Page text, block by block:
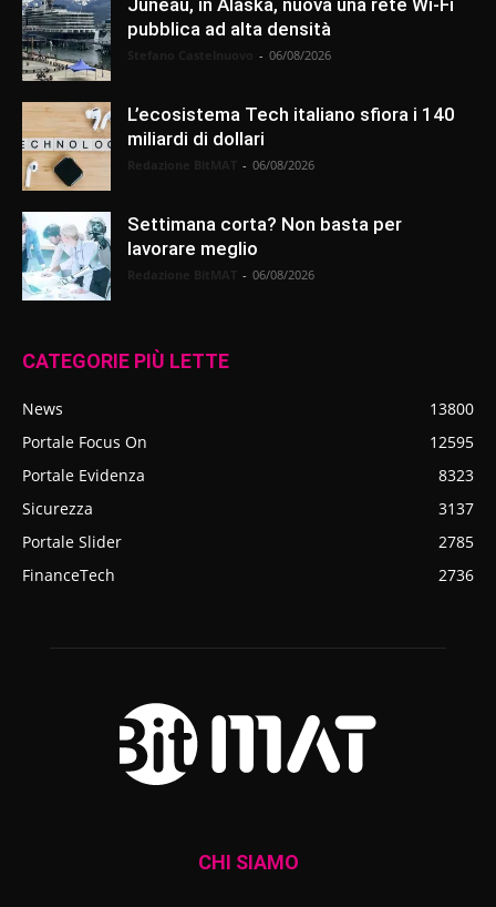
Juneau, in Alaska, nuova una rete Wi-Fi
pubblica ad alta densità
- 06/08/2026
L’ecosistema Tech italiano sfiora i 140
miliardi di dollari
- 06/08/2026
Settimana corta? Non basta per
lavorare meglio
- 06/08/2026
CATEGORIE PIÙ LETTE
News
13800
Portale Focus On
12595
Portale Evidenza
8323
Sicurezza
3137
Portale Slider
2785
FinanceTech
2736
CHI SIAMO